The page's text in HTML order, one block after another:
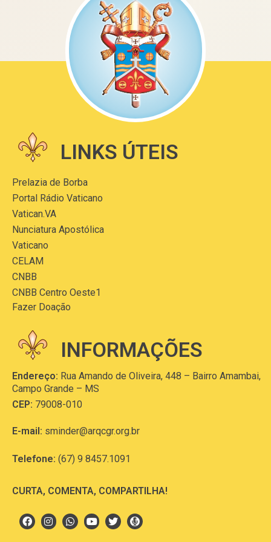
LINKS ÚTEIS
Prelazia de Borba
Portal Rádio Vaticano
Vatican.VA
Nunciatura Apostólica
Vaticano
CELAM
CNBB
CNBB Centro Oeste1
Fazer Doação
INFORMAÇÕES
Endereço: Rua Amando de Oliveira, 448 – Bairro Amambai,
Campo Grande – MS
CEP: 79008-010
E-mail: sminder@arqcgr.org.br
Telefone: (67) 9 8457.1091
CURTA, COMENTA, COMPARTILHA!